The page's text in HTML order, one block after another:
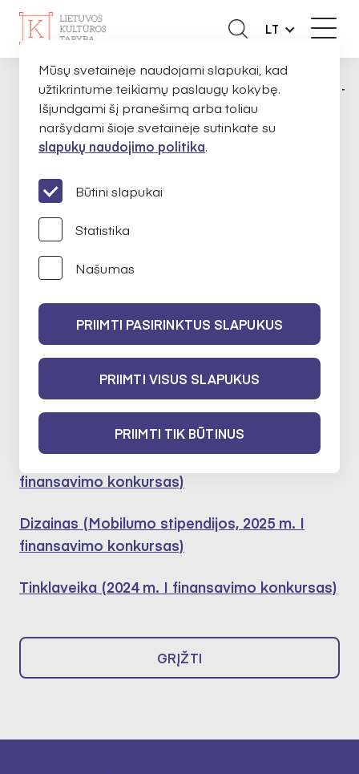
LT
PAGRINDINISAPIE MUS EKSPERTAI PAULA MICKUTĖ
Paula Mickutė
Kūrybinės industrijos
2023-09-25 iki 2025-09-25
Dalyvavo šiose ekspertų darbo
grupėse:
Architektūra (Mobilumo stipendijos, 2025 m. I
finansavimo konkursas)
Dizainas (Mobilumo stipendijos, 2025 m. I
finansavimo konkursas)
Tinklaveika (2024 m. I finansavimo konkursas)
GRĮŽTI
Mūsų svetainėje naudojami slapukai, kad
užtikrintume teikiamų paslaugų kokybę.
Išjundgami šį pranešimą arba toliau
naršydami šioje svetainėje sutinkate su
slapukų naudojimo politika.
Būtini slapukai
Statistika
Našumas
PRIIMTI PASIRINKTUS SLAPUKUS
PRIIMTI VISUS SLAPUKUS
PRIIMTI TIK BŪTINUS